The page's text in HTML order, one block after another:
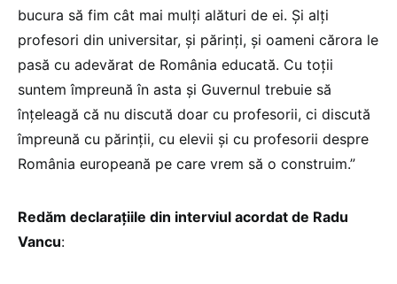
bucura să fim cât mai mulți alături de ei. Și alți
profesori din universitar, și părinți, și oameni cărora le
pasă cu adevărat de România educată. Cu toții
suntem împreună în asta și Guvernul trebuie să
înțeleagă că nu discută doar cu profesorii, ci discută
împreună cu părinții, cu elevii și cu profesorii despre
România europeană pe care vrem să o construim.”
Redăm declarațiile din interviul acordat de Radu
Vancu: